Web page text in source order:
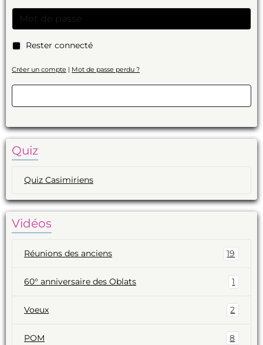
Rester connecté
Créer un compte | Mot de passe perdu ?
Quiz
Quiz Casimiriens
Vidéos
Réunions des anciens 19
60° anniversaire des Oblats 1
Voeux 2
POM 8